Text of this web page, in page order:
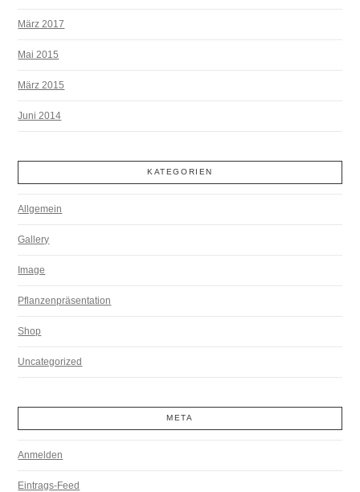
März 2017
Mai 2015
März 2015
Juni 2014
KATEGORIEN
Allgemein
Gallery
Image
Pflanzenpräsentation
Shop
Uncategorized
META
Anmelden
Eintrags-Feed